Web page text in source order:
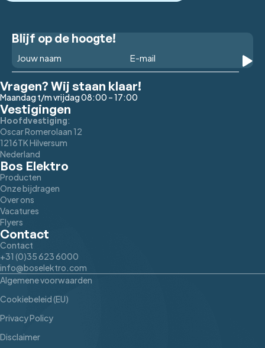
Blijf op de hoogte!
Vragen? Wij staan klaar!
Maandag t/m vrijdag 08:00 – 17:00
Vestigingen
Hoofdvestiging:
Oscar Romerolaan 12
1216TK Hilversum
Nederland
Bos Elektro
Producten
Onze bijdragen
Over ons
Vacatures
Flyers
Contact
Contact
+31 (0)35 623 6000
info@boselektro.com
Algemene voorwaarden
Cookiebeleid (EU)
Privacy Policy
Disclaimer